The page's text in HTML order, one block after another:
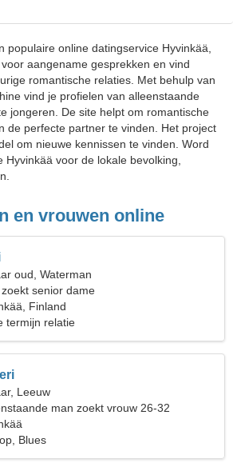
populaire online datingservice Hyvinkää,
aangename gesprekken en vind
romantische relaties. Met behulp van
vind je profielen van alleenstaande
jongeren. De site helpt om romantische
de perfecte partner te vinden. Het project
om nieuwe kennissen te vinden. Word
Hyvinkää voor de lokale bevolking,
en vrouwen online
oud, Waterman
senior dame
Finland
termijn relatie
Leeuw
man zoekt vrouw 26-32
Blues